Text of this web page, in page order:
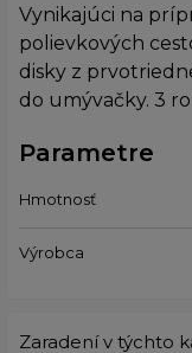
Vynikajúci na
polievkových
disky z
do umývačky. 3
Parametre
Hmotnosť
Výrobca
Zaradení v týchto